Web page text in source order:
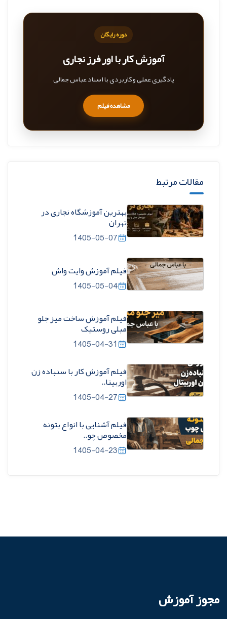
دوره رایگان
آموزش کار با اور فرز نجاری
یادگیری عملی و کاربردی با استاد عباس جمالی
مشاهده فیلم
مقالات مرتبط
بهترین آموزشگاه نجاری در
تهران
1405-05-07
فیلم آموزش وایت واش
1405-05-04
فیلم آموزش ساخت میز جلو
مبلی روستیک
1405-04-31
فیلم آموزش کار با سنباده زن
اوربیتا..
1405-04-27
فیلم آشنایی با انواع بتونه
مخصوص چو..
1405-04-23
مجوز آموزش